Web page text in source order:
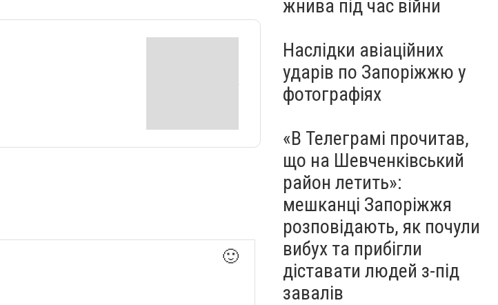
🙂
жнива під час війни
Наслідки авіаційних
ударів по Запоріжжю у
фотографіях
«В Телеграмі прочитав,
що на Шевченківський
район летить»:
мешканці Запоріжжя
розповідають, як почули
вибух та прибігли
діставати людей з-під
завалів